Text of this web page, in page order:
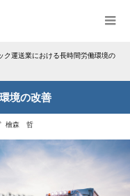
ク運送業における長時間労働環境の
境の改善
檜森 哲